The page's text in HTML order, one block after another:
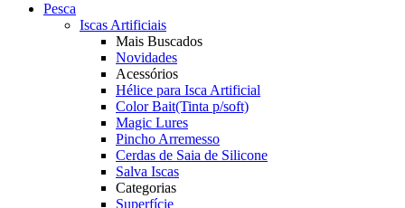
Pesca
Iscas Artificiais
Mais Buscados
Novidades
Acessórios
Hélice para Isca Artificial
Color Bait(Tinta p/soft)
Magic Lures
Pincho Arremesso
Cerdas de Saia de Silicone
Salva Iscas
Categorias
Superfície